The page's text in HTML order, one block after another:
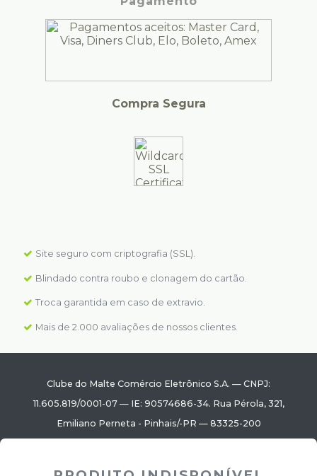
Compra Segura
Site seguro com criptografia (SSL).
Blindado contra roubo e clonagem do cartão.
Troca garantida em caso de extravio.
Mais de 2.000 avaliações de nossos clientes.
Clube do Malte Comércio Eletrônico S.A. — CNPJ:
11.605.819/0001-07— IE: 90574686-34. Rua Pérola, 321,
Emiliano Perneta - Pinhais/-PR — 83325-200
© Todos os direitos reservados. Eventuais promoções,